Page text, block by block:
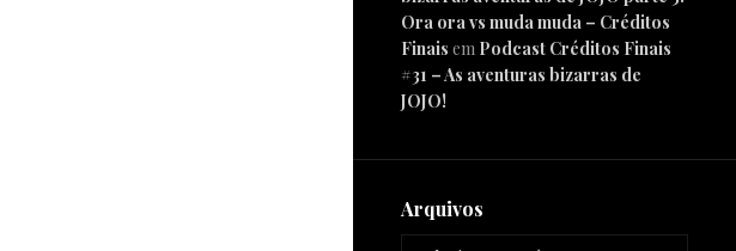
Ora ora vs muda muda – Créditos
Finais em Podcast Créditos Finais
#31 – As aventuras bizarras de
JOJO!
Arquivos